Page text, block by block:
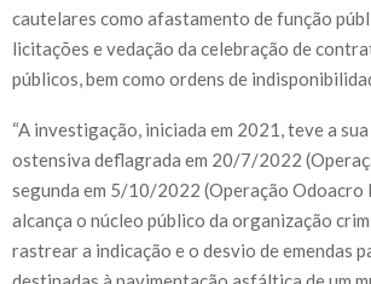
cautelares como afastamento de função
licitações e vedação da celebração de
públicos, bem como ordens de
“A investigação, iniciada em 2021, teve a
ostensiva deflagrada em 20/7/2022
segunda em 5/10/2022 (Operação Odoacro
alcança o núcleo público da organização
rastrear a indicação e o desvio de emendas